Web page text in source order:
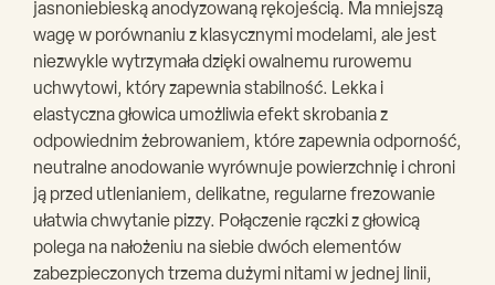
jasnoniebieską anodyzowaną rękojeścią. Ma mniejszą
wagę w porównaniu z klasycznymi modelami, ale jest
niezwykle wytrzymała dzięki owalnemu rurowemu
uchwytowi, który zapewnia stabilność. Lekka i
elastyczna głowica umożliwia efekt skrobania z
odpowiednim żebrowaniem, które zapewnia odporność,
neutralne anodowanie wyrównuje powierzchnię i chroni
ją przed utlenianiem, delikatne, regularne frezowanie
ułatwia chwytanie pizzy. Połączenie rączki z głowicą
polega na nałożeniu na siebie dwóch elementów
zabezpieczonych trzema dużymi nitami w jednej linii,